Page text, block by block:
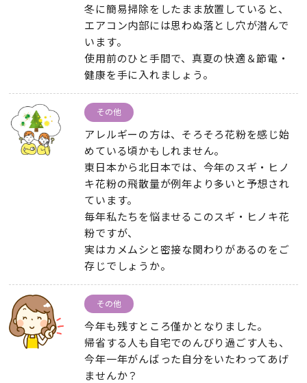
冬に簡易掃除をしたまま放置していると、
エアコン内部には思わぬ落とし穴が潜んで
います。
使用前のひと手間で、真夏の快適＆節電・
健康を手に入れましょう。
その他
アレルギーの方は、そろそろ花粉を感じ始
めている頃かもしれません。
東日本から北日本では、今年のスギ・ヒノ
キ花粉の飛散量が例年より多いと予想され
ています。
毎年私たちを悩ませるこのスギ・ヒノキ花
粉ですが、
実はカメムシと密接な関わりがあるのをご
存じでしょうか。
その他
今年も残すところ僅かとなりました。
帰省する人も自宅でのんびり過ごす人も、
今年一年がんばった自分をいたわってあげ
ませんか？